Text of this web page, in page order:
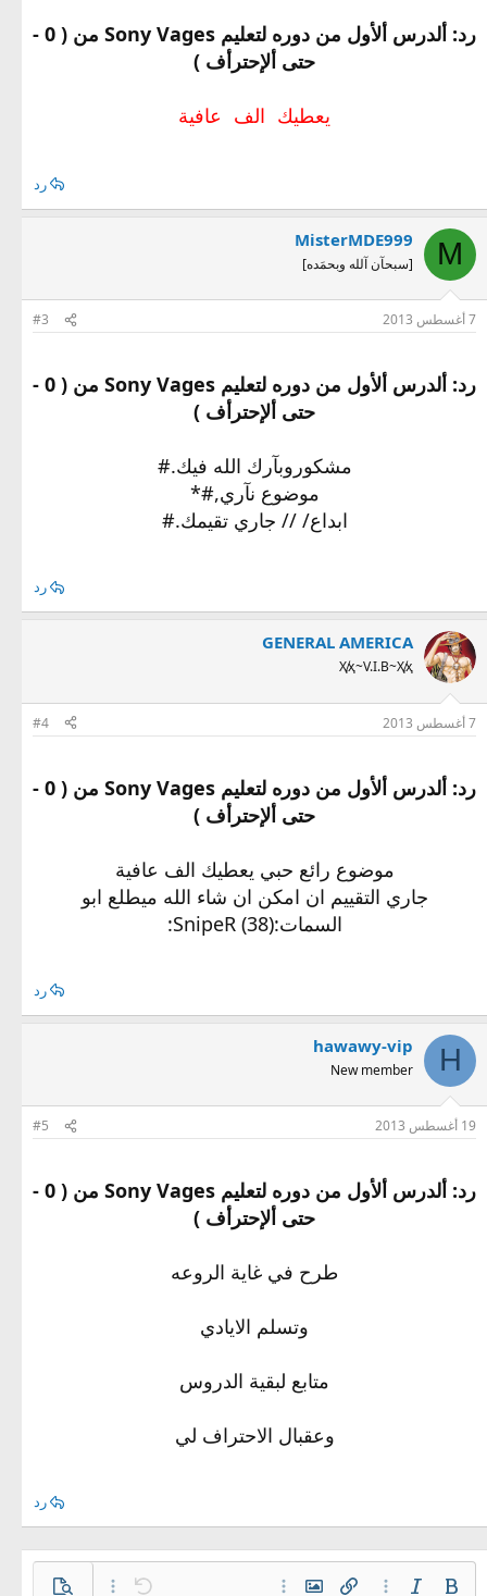
رد: ألدرس ألأول من دوره لتعليم Sony Vages من ( 0 -
حتى ألإحترأف )
يعطيك الف عافية
رد
M
MisterMDE999
[سبحآن آلله وبحمَده]
7 أغسطس 2013 #3
رد: ألدرس ألأول من دوره لتعليم Sony Vages من ( 0 -
حتى ألإحترأف )
مشكوروبآرك الله فيك.#
موضوع نآري,#*
ابداع/ // جاري تقيمك.#
رد
GENERAL AMERICA
Ҳ̸ҳ~V.I.B~Ҳ̸ҳ
7 أغسطس 2013 #4
رد: ألدرس ألأول من دوره لتعليم Sony Vages من ( 0 -
حتى ألإحترأف )
موضوع رائع حبي يعطيك الف عافية
جاري التقييم ان امكن ان شاء الله ميطلع ابو
السمات:SnipeR (38):
رد
H
hawawy-vip
New member
19 أغسطس 2013 #5
رد: ألدرس ألأول من دوره لتعليم Sony Vages من ( 0 -
حتى ألإحترأف )
طرح في غاية الروعه
وتسلم الايادي
متابع لبقية الدروس
وعقبال الاحتراف لي
رد